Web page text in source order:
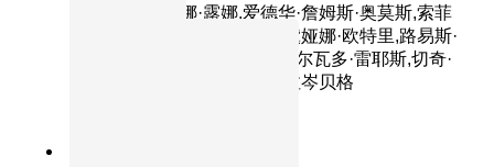
科尔多瓦,赛琳娜·露娜,爱德华·詹姆斯·奥莫斯,索菲
亚·伊斯皮诺萨,卡拉·梅迪纳,黛娅娜·欧特里,路易斯·
瓦尔德斯,布兰卡·阿拉切利,萨尔瓦多·雷耶斯,切奇·
马林,奥克塔维·索利斯,约翰·拉岑贝格